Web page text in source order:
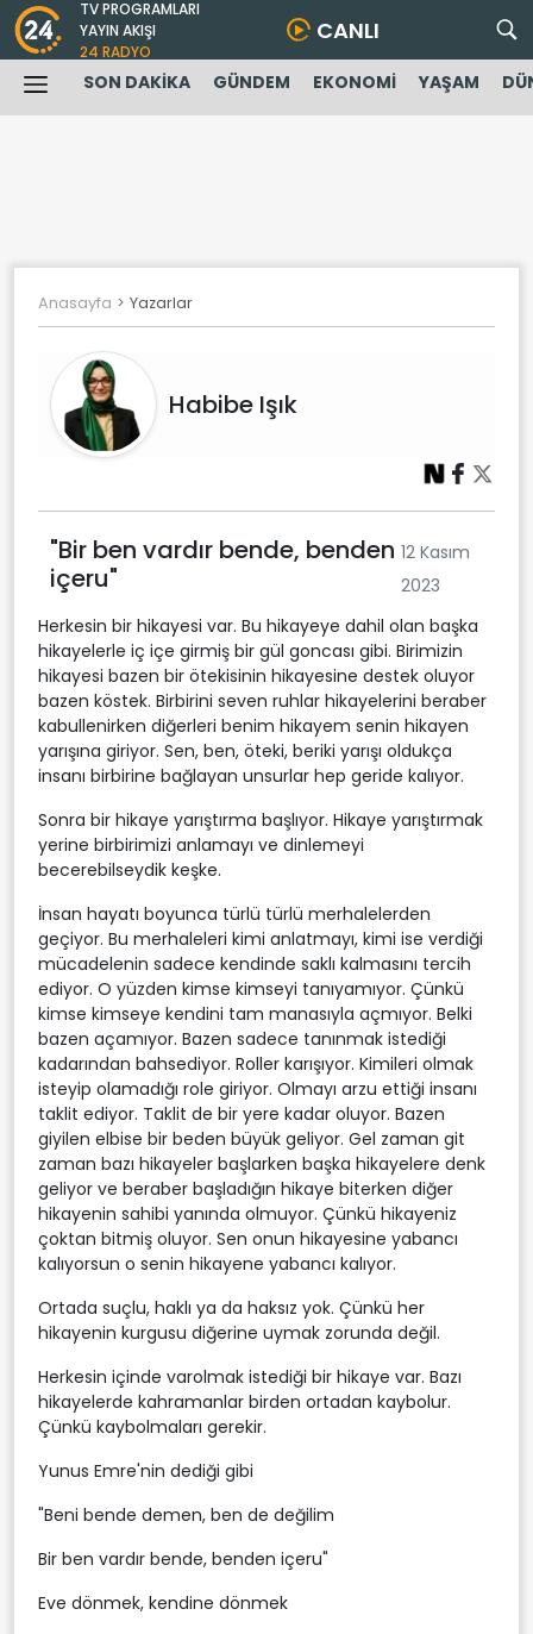
TV PROGRAMLARI
YAYIN AKIŞI
24 RADYO
CANLI
SON DAKİKA GÜNDEM EKONOMİ YAŞAM
Anasayfa Yazarlar
Habibe Işık
"Bir ben vardır bende, benden
içeru"
12 Kasım
2023
Herkesin bir hikayesi var. Bu hikayeye dahil olan başka
hikayelerle iç içe girmiş bir gül goncası gibi. Birimizin
hikayesi bazen bir ötekisinin hikayesine destek oluyor
bazen köstek. Birbirini seven ruhlar hikayelerini beraber
kabullenirken diğerleri benim hikayem senin hikayen
yarışına giriyor. Sen, ben, öteki, beriki yarışı oldukça
insanı birbirine bağlayan unsurlar hep geride kalıyor.
Sonra bir hikaye yarıştırma başlıyor. Hikaye yarıştırmak
yerine birbirimizi anlamayı ve dinlemeyi
becerebilseydik keşke.
İnsan hayatı boyunca türlü türlü merhalelerden
geçiyor. Bu merhaleleri kimi anlatmayı, kimi ise verdiği
mücadelenin sadece kendinde saklı kalmasını tercih
ediyor. O yüzden kimse kimseyi tanıyamıyor. Çünkü
kimse kimseye kendini tam manasıyla açmıyor. Belki
bazen açamıyor. Bazen sadece tanınmak istediği
kadarından bahsediyor. Roller karışıyor. Kimileri olmak
isteyip olamadığı role giriyor. Olmayı arzu ettiği insanı
taklit ediyor. Taklit de bir yere kadar oluyor. Bazen
giyilen elbise bir beden büyük geliyor. Gel zaman git
zaman bazı hikayeler başlarken başka hikayelere denk
geliyor ve beraber başladığın hikaye biterken diğer
hikayenin sahibi yanında olmuyor. Çünkü hikayeniz
çoktan bitmiş oluyor. Sen onun hikayesine yabancı
kalıyorsun o senin hikayene yabancı kalıyor.
Ortada suçlu, haklı ya da haksız yok. Çünkü her
hikayenin kurgusu diğerine uymak zorunda değil.
Herkesin içinde varolmak istediği bir hikaye var. Bazı
hikayelerde kahramanlar birden ortadan kaybolur.
Çünkü kaybolmaları gerekir.
Yunus Emre'nin dediği gibi
"Beni bende demen, ben de değilim
Bir ben vardır bende, benden içeru"
Eve dönmek, kendine dönmek